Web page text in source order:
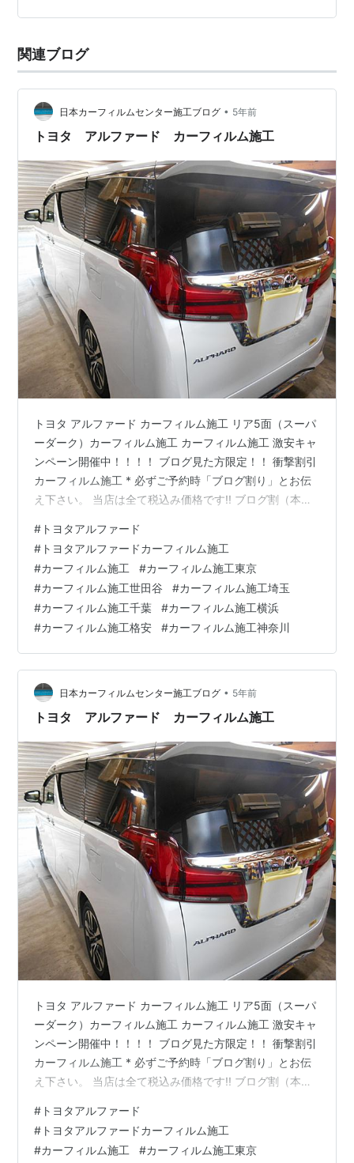
関連ブログ
日本カーフィルムセンター施工ブログ • 5年前
トヨタ アルファード カーフィルム施工
トヨタ アルファード カーフィルム施工 リア5面（スーパ
ーダーク）カーフィルム施工 カーフィルム施工 激安キャ
ンペーン開催中！！！！ ブログ見た方限定！！ 衝撃割引
カーフィルム施工 * 必ずご予約時「ブログ割り」とお伝
え下さい。 当店は全て税込み価格です!! ブログ割（本日
ング除く 既存キャンペーンから更に割引！！！ 全てのパ
ック施工より￥1,000-OFF 例えば * 国産車（リア5面）
トヨタヴェルファイア カーフィルム施工 定価 ￥20,000
ブログ割 -￥1,000 ナンバー割 -￥2,000 なんと！合計
￥17,000 （…
# トヨタアルファード
# トヨタアルファードカーフィルム施工
#カーフィルム施工 #カーフィルム施工東京
#カーフィルム施工世田谷 #カーフィルム施工埼玉
#カーフィルム施工千葉 #カーフィルム施工横浜
#カーフィルム施工格安 #カーフィルム施工神奈川
日本カーフィルムセンター施工ブログ • 5年前
トヨタ アルファード カーフィルム施工
トヨタ アルファード カーフィルム施工 リア5面（スーパ
ーダーク）カーフィルム施工 カーフィルム施工 激安キャ
ンペーン開催中！！！！ ブログ見た方限定！！ 衝撃割引
カーフィルム施工 * 必ずご予約時「ブログ割り」とお伝
え下さい。 当店は全て税込み価格です!! ブログ割（本日
ング除く 既存キャンペーンから更に割引！！！ 全てのパ
ック施工より￥1,000-OFF 例えば * 国産車（リア5面）
トヨタヴェルファイア カーフィルム施工 定価 ￥20,000
# トヨタアルファード
# トヨタアルファードカーフィルム施工
#カーフィルム施工 #カーフィルム施工東京